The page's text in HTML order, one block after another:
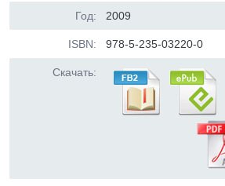
Год: 2009
ISBN: 978-5-235-03220-0
Скачать: